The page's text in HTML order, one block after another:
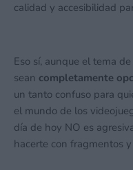
calidad y accesibilidad
Eso sí, aunque el tema
sean completamente
un tanto confuso para
el mundo de los
día de hoy NO es
hacerte con fragmentos